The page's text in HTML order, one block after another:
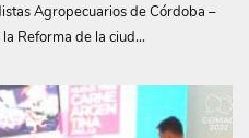
Agropecuarios de Córdoba –
Reforma de la ciud...